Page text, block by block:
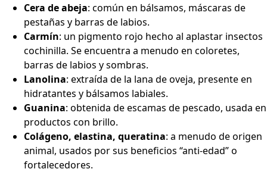
Cera de abeja: común en bálsamos, máscaras de
pestañas y barras de labios.
Carmín: un pigmento rojo hecho al aplastar insectos
cochinilla. Se encuentra a menudo en coloretes,
barras de labios y sombras.
Lanolina: extraída de la lana de oveja, presente en
hidratantes y bálsamos labiales.
Guanina: obtenida de escamas de pescado, usada en
productos con brillo.
Colágeno, elastina, queratina: a menudo de origen
animal, usados por sus beneficios “anti-edad” o
fortalecedores.